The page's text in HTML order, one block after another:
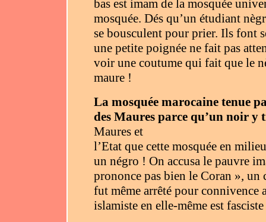
bas est imam de la mosquée
mosquée. Dés qu’un étudiant
se bousculent pour prier. Ils font
une petite poignée ne fait pas
voir une coutume qui fait que le
maure !
La mosquée marocaine tenue
des Maures parce qu’un noir y
Maures et
l’Etat que cette mosquée en
un négro ! On accusa le pauvre
prononce pas bien le Coran »,
fut même arrêté pour connivence
islamiste en elle-même est